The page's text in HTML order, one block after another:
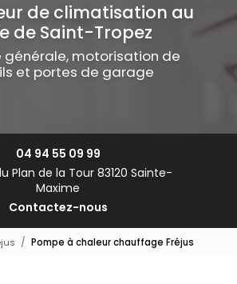
de climatisation au
de Saint-Tropez
générale, motorisation de
et portes de garage
04 94 55 09 99
Plan de la Tour 83120 Sainte-
Maxime
Contactez-nous
Pompe à chaleur chauffage Fréjus